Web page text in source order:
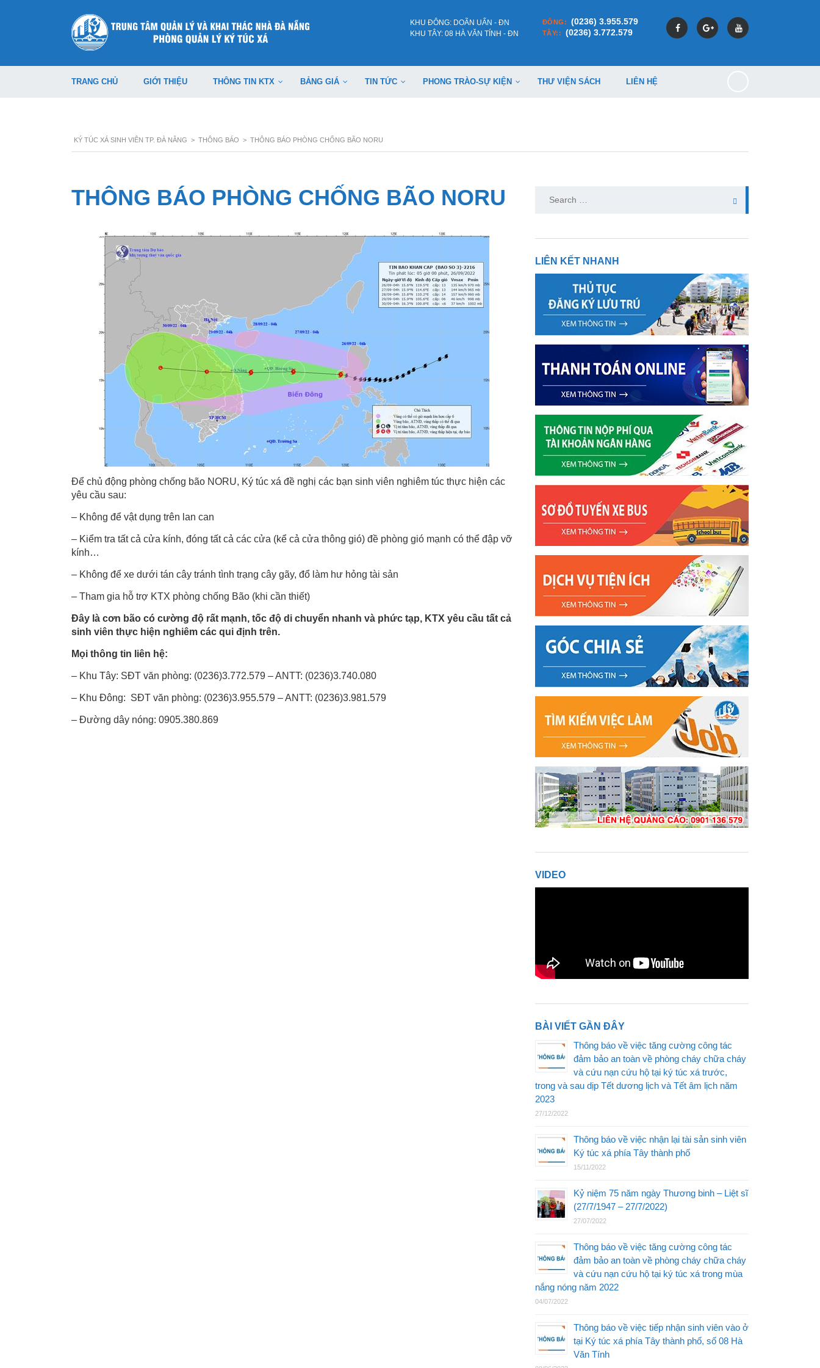
ĐÔNG: (0236) 3.955.579
TÂY:: (0236) 3.772.579
KHU ĐÔNG: DOÃN UẨN - ĐN
KHU TÂY: 08 HÀ VĂN TÍNH - ĐN
TRANG CHỦ GIỚI THIỆU THÔNG TIN KTX BẢNG GIÁ TIN TỨC PHONG TRÀO-SỰ KIỆN THƯ VIỆN SÁCH LIÊN HỆ
KÝ TÚC XÁ SINH VIÊN TP. ĐÀ NẴNG > THÔNG BÁO > THÔNG BÁO PHÒNG CHỐNG BÃO NORU
THÔNG BÁO PHÒNG CHỐNG BÃO NORU
Để chủ động phòng chống bão NORU, Ký túc xá đề nghị các bạn sinh viên nghiêm túc thực hiện các
yêu cầu sau:
– Không để vật dụng trên lan can
– Kiểm tra tất cả cửa kính, đóng tất cả các cửa (kể cả cửa thông gió) đề phòng gió mạnh có thể đập vỡ
kính…
– Không để xe dưới tán cây tránh tình trạng cây gãy, đổ làm hư hỏng tài sản
– Tham gia hỗ trợ KTX phòng chống Bão (khi cần thiết)
Đây là cơn bão có cường độ rất mạnh, tốc độ di chuyển nhanh và phức tạp, KTX yêu cầu tất cả
sinh viên thực hiện nghiêm các qui định trên.
Mọi thông tin liên hệ:
– Khu Tây: SĐT văn phòng: (0236)3.772.579 – ANTT: (0236)3.740.080
– Khu Đông: SĐT văn phòng: (0236)3.955.579 – ANTT: (0236)3.981.579
– Đường dây nóng: 0905.380.869
for:
LIÊN KẾT NHANH
VIDEO
BÀI VIẾT GẦN ĐÂY
Thông báo về việc tăng cường công tác
đảm bảo an toàn về phòng cháy chữa cháy
và cứu nạn cứu hộ tại ký túc xá trước,
trong và sau dịp Tết dương lịch và Tết âm lịch năm
2023
27/12/2022
Thông báo về việc nhận lại tài sản sinh viên
Ký túc xá phía Tây thành phố
15/11/2022
Kỷ niệm 75 năm ngày Thương binh – Liệt sĩ
(27/7/1947 – 27/7/2022)
27/07/2022
Thông báo về việc tăng cường công tác
đảm bảo an toàn về phòng cháy chữa cháy
và cứu nạn cứu hộ tại ký túc xá trong mùa
nắng nóng năm 2022
04/07/2022
Thông báo về việc tiếp nhận sinh viên vào ở
tại Ký túc xá phía Tây thành phố, số 08 Hà
Văn Tính